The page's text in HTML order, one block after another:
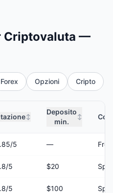
Criptovaluta —
Forex Opzioni Cripto
↕
Deposito
min.
↕
/5 —
/5 $20
/5 $100